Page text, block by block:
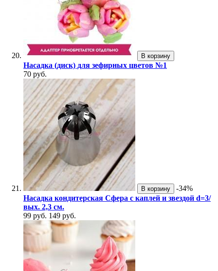
В корзину
Насадка (диск) для зефирных цветов №1
70 руб.
В корзину
-34%
Насадка кондитерская Сфера с каплей и звездой d=3/
вых. 2,3 см.
99 руб. 149 руб.